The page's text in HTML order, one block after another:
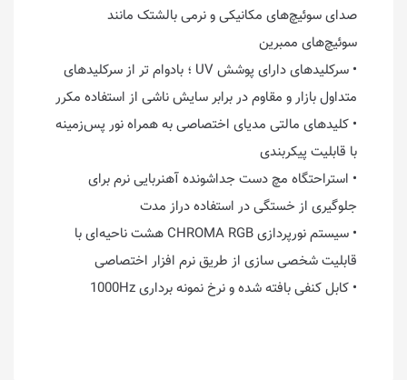
صدای سوئیچ‌های مکانیکی و نرمی بالشتک مانند
سوئیچ‌های ممبرین
• سرکلیدهای دارای پوشش UV ؛ بادوام تر از سرکلیدهای
متداول بازار و مقاوم در برابر سایش ناشی از استفاده مکرر
• کلیدهای مالتی مدیای اختصاصی به همراه نور پس‌زمینه
با قابلیت پیکربندی
• استراحتگاه مچ دست جداشونده آهنربایی نرم برای
جلوگیری از خستگی در استفاده دراز مدت
• سیستم نورپردازی CHROMA RGB هشت ناحیه‌‌ای با
قابلیت شخصی سازی از طریق نرم افزار اختصاصی
• کابل کنفی بافته شده و نرخ نمونه برداری 1000Hz